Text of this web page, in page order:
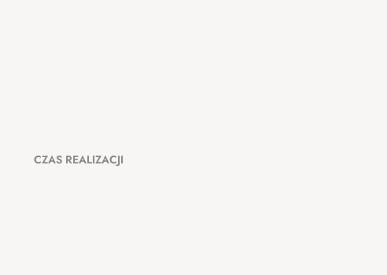
CZAS REALIZACJI